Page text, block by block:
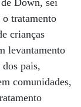
Down, sei
tratamento
crianças
levantamento
pais,
comunidades,